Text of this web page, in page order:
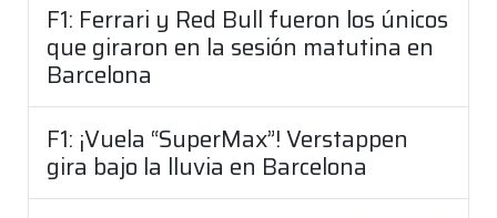
F1: Ferrari y Red Bull fueron los únicos
que giraron en la sesión matutina en
Barcelona
F1: ¡Vuela “SuperMax”! Verstappen
gira bajo la lluvia en Barcelona